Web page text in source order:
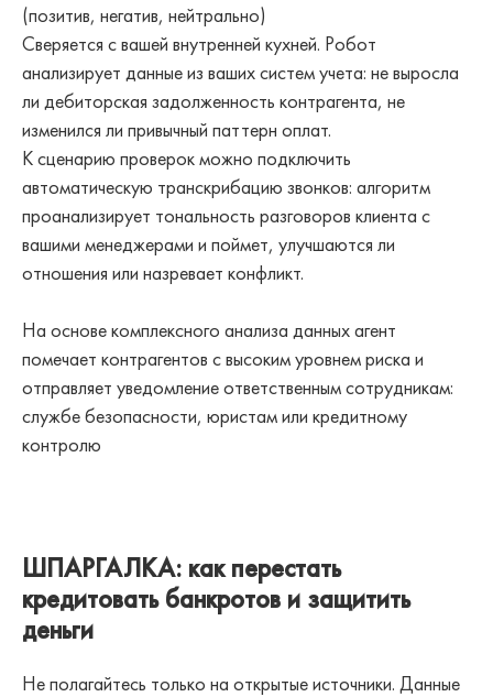
(позитив, негатив, нейтрально)
Сверяется с вашей внутренней кухней. Робот
анализирует данные из ваших систем учета: не выросла
ли дебиторская задолженность контрагента, не
изменился ли привычный паттерн оплат.
К сценарию проверок можно подключить
автоматическую транскрибацию звонков: алгоритм
проанализирует тональность разговоров клиента с
вашими менеджерами и поймет, улучшаются ли
отношения или назревает конфликт.
На основе комплексного анализа данных агент
помечает контрагентов с высоким уровнем риска и
отправляет уведомление ответственным сотрудникам:
службе безопасности, юристам или кредитному
контролю
ШПАРГАЛКА: как перестать
кредитовать банкротов и защитить
деньги
Не полагайтесь только на открытые источники. Данные